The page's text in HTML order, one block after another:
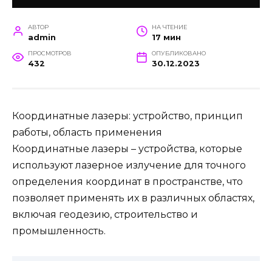
АВТОР
admin
НА ЧТЕНИЕ
17 мин
ПРОСМОТРОВ
432
ОПУБЛИКОВАНО
30.12.2023
Координатные лазеры: устройство, принцип
работы, область применения
Координатные лазеры – устройства, которые
используют лазерное излучение для точного
определения координат в пространстве, что
позволяет применять их в различных областях,
включая геодезию, строительство и
промышленность.